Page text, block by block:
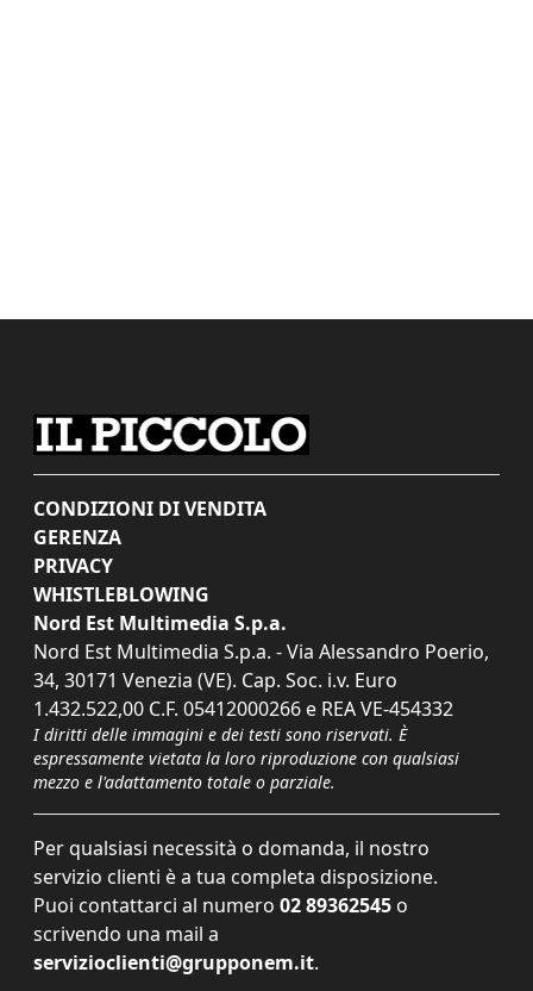
CONDIZIONI DI VENDITA
GERENZA
PRIVACY
WHISTLEBLOWING
Nord Est Multimedia S.p.a.
Nord Est Multimedia S.p.a. - Via Alessandro Poerio,
34, 30171 Venezia (VE). Cap. Soc. i.v. Euro
1.432.522,00 C.F. 05412000266 e REA VE-454332
I diritti delle immagini e dei testi sono riservati. È
espressamente vietata la loro riproduzione con qualsiasi
mezzo e l'adattamento totale o parziale.
Per qualsiasi necessità o domanda, il nostro
servizio clienti è a tua completa disposizione.
Puoi contattarci al numero 02 89362545 o
scrivendo una mail a
servizioclienti@grupponem.it.